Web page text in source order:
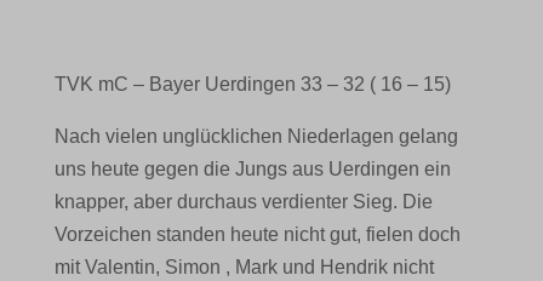
TVK mC – Bayer Uerdingen 33 – 32 ( 16 – 15)
Nach vielen unglücklichen Niederlagen gelang
uns heute gegen die Jungs aus Uerdingen ein
knapper, aber durchaus verdienter Sieg. Die
Vorzeichen standen heute nicht gut, fielen doch
mit Valentin, Simon , Mark und Hendrik nicht